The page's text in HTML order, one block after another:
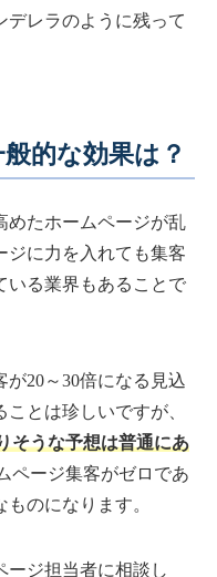
デレラのように残って
的な効果は？
めたホームページが乱
ジに力を入れても集客
いる業界もあることで
20～30倍になる見込
とは珍しいですが、
そうな予想は普通にあ
ページ集客がゼロであ
のになります。
ージ担当者に相談し